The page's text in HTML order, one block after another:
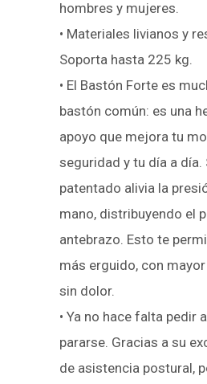
hombres y mujeres.
• Materiales livianos y
Soporta hasta 225 kg.
• El Bastón Forte es
bastón común: es una
apoyo que mejora tu
seguridad y tu día a día.
patentado alivia la
mano, distribuyendo el
antebrazo. Esto te
más erguido, con
sin dolor.
• Ya no hace falta pedir
pararse. Gracias a su
de asistencia postural,